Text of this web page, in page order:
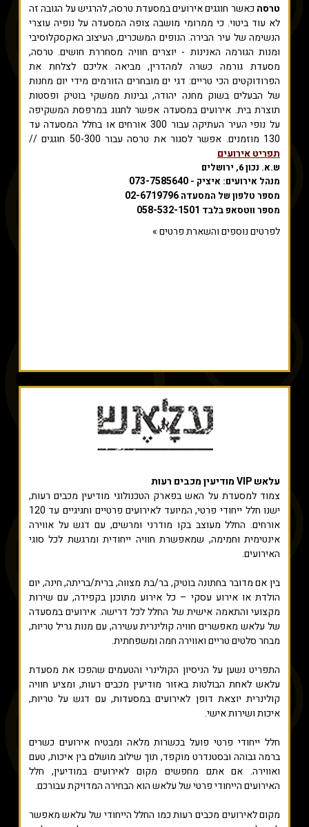
טרסה כאשר חוגגים אירועים במסעדת טרסה, להרגיש על הגובה זה
לא עוד ביטוי. כי ממרומי מושבה צופה המסעדה על נופיה עוצרי
הנשימה של עיר הבירה. הנופים המשכרים, העיצוב האקסקלוסיבי
ומנות הגורמה האנינות - יוצרים חוויה מסחררת חושים. טרסה,
מסעדת גורמה כשרה למהדרין, מביאה אליכם לצלחת את
הפרודוקטים הכי טריים: דגי ים מובחרים הזורמים מידי יום מחנות
של הבעלים בשוק מחנה יהודה, גבינות ממשקי בוטיק ופסטות
תוצרת בית. אירועים במסעדה אפשר לחגוג במרפסת המשקיפה
על נופי העיר העתיקה עבור 300 אורחים או בחלל המסעדה עד
130 מוזמנים. אפשר לסגור את טרסה עבור 50-300 חוגגים //
תפריט אירועים
ש.א. נכון 6, ירושלים
מנהל אירועים: איציק - 073-7585640
מספר טלפון של המסעדה 02-6719796
מספר ווטסאפ בלבד 058-532-1501
לפרטים נוספים והשארת פרטים »
עלאש VIP מודיעין מכבים רעות
צמוד למסעדת על האש בפארק הטכנולוגי מודיעין מכבים רעות,
ישנו חלל ייחודי פרטי, המיועד לאירועים פרטיים וחגיגיים עד 120
אורחים. החלל מעוצב בקו מודרני ומרשים, עם דגש על אווירה
אינטימית וחמימה, שמאפשרת חוויה ייחודית ומרגשת לכל סוגי
האירועים.
בין אם מדובר בחתונה בוטיק, בר/בת מצווה, ברית/בריתה, חינה, יום
הולדת או אירוע עסקי – כל אירוע מתוכנן בקפידה, עם שירות
מקצועי והתאמה אישית של החלל לכל דרישה. אירועים במסעדה
של עלאש מאפשרים חוויה קולינרית עשירה, עם מנות גריל טריות,
מבחר סלטים טריים ואווירה חמה ומשפחתית.
התפריט נשען על הניסיון הקולינרי והטעמים שהפכו את מסעדת
עלאש לאחת הבולטות באזור מודיעין מכבים רעות, ומציע חוויה
קולינרית יוצאת דופן לאירועים במסעדות, עם דגש על טריות,
איכות ושירות אישי.
חלל ייחודי פרטי פועל בכשרות מלאה ומבטיח אירועים כשרים
ברמה גבוהה ובסטנדרט מוקפד, תוך שילוב מושלם בין איכות, טעם
ואווירה. אם אתם מחפשים מקום לאירועים במודיעין, חלל
האירועים הייחודי פרטי של עלאש הוא הבחירה המדויקת עבורכם.
מקום לאירועים מכבים רעות כמו החלל הייחודי של עלאש מאפשר